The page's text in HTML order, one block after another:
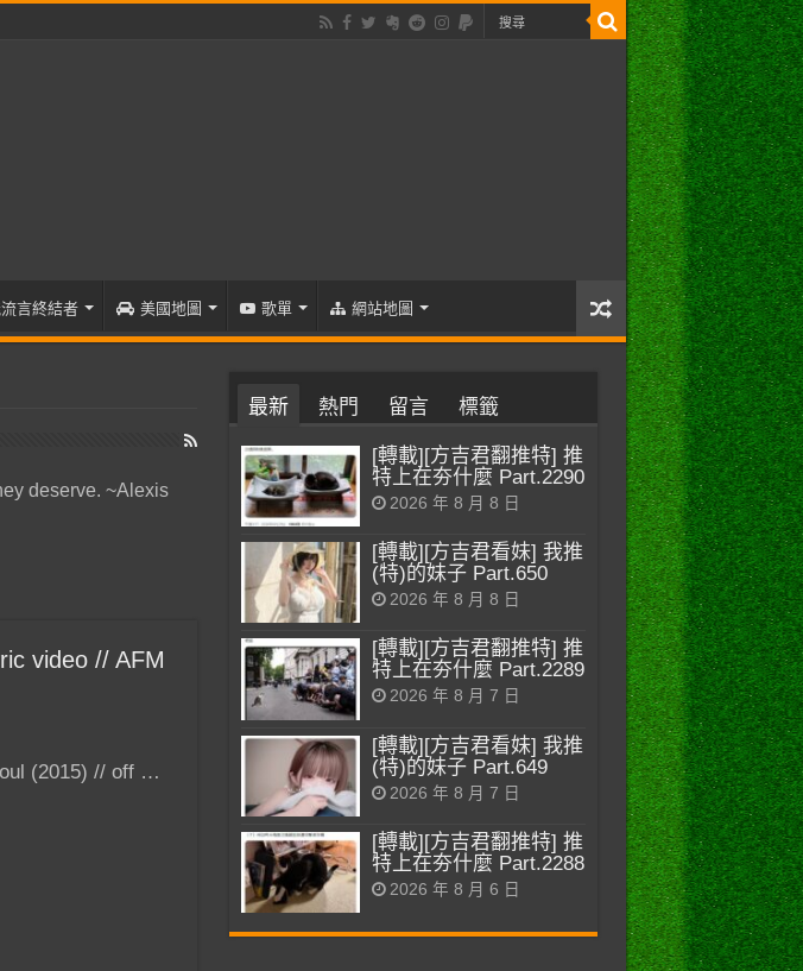
言終結者 美國地圖 歌單 網站地圖
deserve. ~Alexis
video // AFM
(2015) // off …
最新 熱門 留言 標籤
[轉載][方吉君翻推特] 推
特上在夯什麼 Part.2290
2026 年 8 月 8 日
[轉載][方吉君看妹] 我推
(特)的妹子 Part.650
2026 年 8 月 8 日
[轉載][方吉君翻推特] 推
特上在夯什麼 Part.2289
2026 年 8 月 7 日
[轉載][方吉君看妹] 我推
(特)的妹子 Part.649
2026 年 8 月 7 日
[轉載][方吉君翻推特] 推
特上在夯什麼 Part.2288
2026 年 8 月 6 日